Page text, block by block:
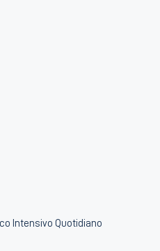
Intensivo Quotidiano